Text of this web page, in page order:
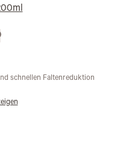
schnellen Faltenreduktion